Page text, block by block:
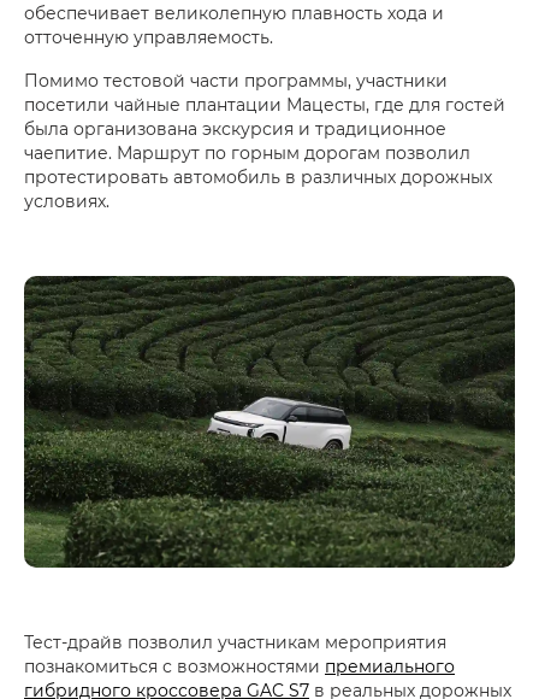
обеспечивает великолепную плавность хода и
отточенную управляемость.
Помимо тестовой части программы, участники
посетили чайные плантации Мацесты, где для гостей
была организована экскурсия и традиционное
чаепитие. Маршрут по горным дорогам позволил
протестировать автомобиль в различных дорожных
условиях.
Тест-драйв позволил участникам мероприятия
познакомиться с возможностями премиального
гибридного кроссовера GAC S7 в реальных дорожных